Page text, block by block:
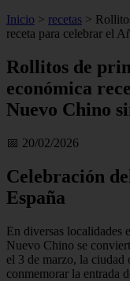
Inicio > recetas >
receta para celebrar el
Rollitos de
económica
Nuevo Chino
📅 20/02/2026
Celebración
España
En diversas localidades
Nuevo Chino se
el 3 de marzo, la ciudad
conmemorar la entrada